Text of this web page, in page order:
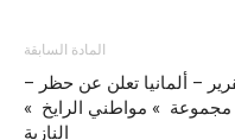
المادة السابقة
– تقرير – ألمانيا تعلن عن حظر
مجموعة » مواطني الرايخ »
النازية